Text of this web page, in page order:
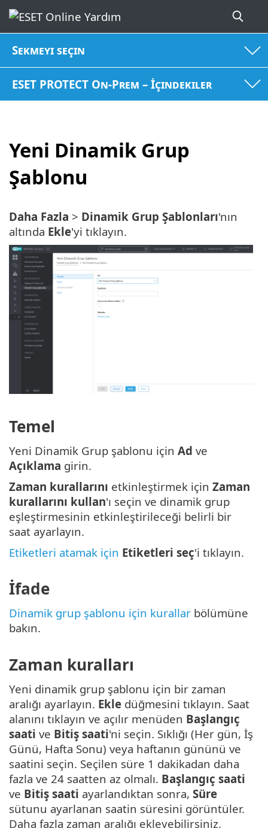
Sekmeyi seçin
ESET PROTECT On-Prem – İçindekiler
Yeni Dinamik Grup
Şablonu
Daha Fazla > Dinamik Grup Şablonları'nın
altında Ekle'yi tıklayın.
Temel
Yeni Dinamik Grup şablonu için Ad ve
Açıklama girin.
Zaman kurallarını etkinleştirmek için Zaman
kurallarını kullan'ı seçin ve dinamik grup
eşleştirmesinin etkinleştirileceği belirli bir
saat ayarlayın.
Etiketleri atamak için Etiketleri seç'i tıklayın.
İfade
Dinamik grup şablonu için kurallar bölümüne
bakın.
Zaman kuralları
Yeni dinamik grup şablonu için bir zaman
aralığı ayarlayın. Ekle düğmesini tıklayın. Saat
alanını tıklayın ve açılır menüden Başlangıç
saati ve Bitiş saati'ni seçin. Sıklığı (Her gün, İş
Günü, Hafta Sonu) veya haftanın gününü ve
saatini seçin. Seçilen süre 1 dakikadan daha
fazla ve 24 saatten az olmalı. Başlangıç saati
ve Bitiş saati ayarlandıktan sonra, Süre
sütunu ayarlanan saatin süresini görüntüler.
Daha fazla zaman aralığı ekleyebilirsiniz.